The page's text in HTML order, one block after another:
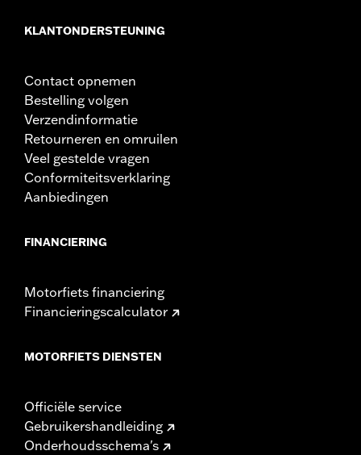
KLANTONDERSTEUNING
Contact opnemen
Bestelling volgen
Verzendinformatie
Retourneren en omruilen
Veel gestelde vragen
Conformiteitsverklaring
Aanbiedingen
FINANCIERING
Motorfiets financiering
Financieringscalculator
MOTORFIETS DIENSTEN
Officiële service
Gebruikershandleiding
Onderhoudsschema's